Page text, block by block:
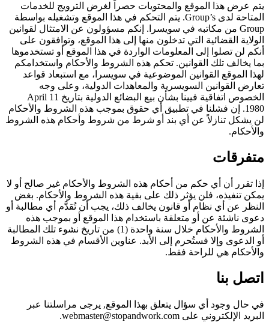
يتم عرض هذا الموقع والمحتويات حصراً لغرض الترويج للخدمات
المتاحة لدى Group’s. يتم التحكم في هذا الموقع وتشغيله بواسطة
Group من مكاتبه في سويسرا. إنكم مسؤولون عن الامتثال لقوانين
الولاية القضائية التي تدخلون منها إلى هذا الموقع، وتوافقون على
أنكم لن تصلوا إلى المعلومات الواردة في هذا الموقع أو تستخدموها
بما يخالف تلك القوانين. تحكم هذه الشروط والأحكام واستخدامكم
لهذا الموقع القوانين الموضوعية في سويسرا، مع استبعاد قواعد
تعارض القوانين السويسرية والمعاهدات الدولية، وعلى وجه
الخصوص اتفاقية فيينا بشأن بيع البضائع الدولية بتاريخ 11 April
1980. إن فشلنا في تطبيق أي حقوق بموجب هذه الشروط والأحكام
لن يشكل تنازلاً عن أي بند أو شرط من شروط وأحكام هذه الشروط
والأحكام.
متفرقات
إذا تقرر أن أي حكم من أحكام هذه الشروط والأحكام غير صالح أو لا
يمكن تنفيذه، فلن يؤثر ذلك على بقية هذه الشروط والأحكام. بغض
النظر عن أي نظام أو قانون يخالف ذلك، يجب أن تُقدَّم أي مطالبة أو
دعوى ناشئة عن أو متعلقة باستخدام هذا الموقع أو بموجب هذه
الشروط والأحكام خلال سنة واحدة (1) من تاريخ نشوء تلك المطالبة
أو الدعوى وإلا فستُحرم إلى الأبد. عناوين الأقسام في هذه الشروط
والأحكام هي للراحة فقط.
اتصل بنا
في حال وجود أي سؤال يتعلق بهذا الموقع, يرجى مراسلتنا عبر
البريد الإلكتروني على webmaster@stopandwork.com.